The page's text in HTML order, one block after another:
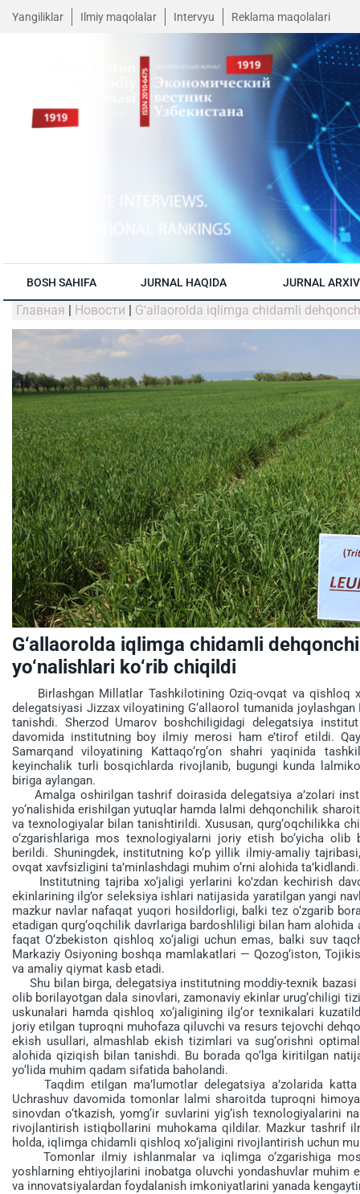
Yangiliklar Ilmiy maqolalar Intervyu Reklama maqolalari
BOSH SAHIFA JURNAL HAQIDA JURNAL
Главная | Новости | G‘allaorolda iqlimga chidamli
G‘allaorolda iqlimga chidamli
yo‘nalishlari ko‘rib chiqildi
Birlashgan Millatlar Tashkilotining Oziq-ovqat va qishloq
delegatsiyasi Jizzax viloyatining G‘allaorol tumanida
tanishdi. Sherzod Umarov boshchiligidagi delegatsiya
davomida institutning boy ilmiy merosi ham e’tirof etildi.
Samarqand viloyatining Kattaqo‘rg‘on shahri yaqinida
keyinchalik turli bosqichlarda rivojlanib, bugungi kunda
biriga aylangan.
Amalga oshirilgan tashrif doirasida delegatsiya a’zolari
yo‘nalishida erishilgan yutuqlar hamda lalmi dehqonchilik
va texnologiyalar bilan tanishtirildi. Xususan, qurg‘oqchilikka
o‘zgarishlariga mos texnologiyalarni joriy etish bo‘yicha
berildi. Shuningdek, institutning ko‘p yillik ilmiy-amaliy
ovqat xavfsizligini ta’minlashdagi muhim o‘rni alohida ta’kidlandi.
Institutning tajriba xo‘jaligi yerlarini ko’zdan kechirish
ekinlarining ilg’or seleksiya ishlari natijasida yaratilgan yangi
mazkur navlar nafaqat yuqori hosildorligi, balki tez o‘zgarib
etadigan qurg‘oqchilik davrlariga bardoshliligi bilan ham
faqat O‘zbekiston qishloq xo‘jaligi uchun emas, balki suv
Markaziy Osiyoning boshqa mamlakatlari — Qozog‘iston,
va amaliy qiymat kasb etadi.
Shu bilan birga, delegatsiya institutning moddiy-texnik
olib borilayotgan dalа sinovlari, zamonaviy ekinlar urug‘chiligi
uskunalari hamda qishloq xo‘jaligining ilg‘or texnikalari
joriy etilgan tuproqni muhofaza qiluvchi va resurs tejovchi
ekish usullari, almashlab ekish tizimlari va sug‘orishni
alohida qiziqish bilan tanishdi. Bu borada qo‘lga kiritilgan
yo‘lida muhim qadam sifatida baholandi.
Taqdim etilgan ma’lumotlar delegatsiya a’zolarida
Uchrashuv davomida tomonlar lalmi sharoitda tuproqni
sinovdan o‘tkazish, yomg‘ir suvlarini yig‘ish texnologiyalarini
rivojlantirish istiqbollarini muhokama qildilar. Mazkur tashrif
holda, iqlimga chidamli qishloq xo‘jaligini rivojlantirish uchun
Tomonlar ilmiy ishlanmalar va iqlimga o‘zgarishiga
yoshlarning ehtiyojlarini inobatga oluvchi yondashuvlar muhim
va innovatsiyalardan foydalanish imkoniyatlarini yanada